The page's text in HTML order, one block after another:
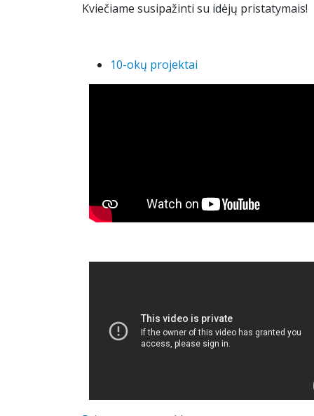
Kviečiame susipažinti su idėjų pristatymais!
10-okų projektai